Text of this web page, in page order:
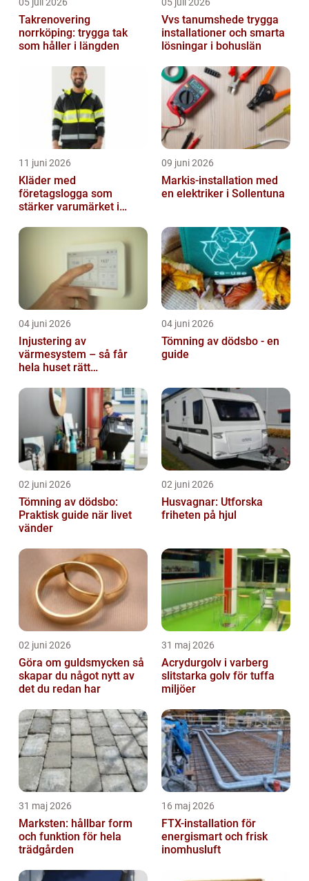
Takrenovering
norrköping: trygga tak
som håller i längden
Vvs tanumshede trygga
installationer och smarta
lösningar i bohuslän
11 juni 2026
Kläder med
företagslogga som
stärker varumärket i
09 juni 2026
Markis-installation med
en elektriker i Sollentuna
04 juni 2026
Injustering av
värmesystem – så får
hela huset rätt
04 juni 2026
Tömning av dödsbo - en
guide
02 juni 2026
Tömning av dödsbo:
Praktisk guide när livet
vänder
02 juni 2026
Husvagnar: Utforska
friheten på hjul
02 juni 2026
Göra om guldsmycken så
skapar du något nytt av
det du redan har
31 maj 2026
Acrydurgolv i varberg
slitstarka golv för tuffa
miljöer
31 maj 2026
Marksten: hållbar form
och funktion för hela
trädgården
16 maj 2026
FTX-installation för
energismart och frisk
inomhusluft